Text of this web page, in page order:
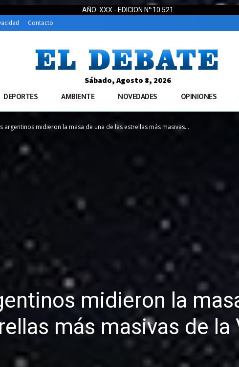
AÑO: XXX - EDICION N°:10.521
Contacto
Sábado, Agosto 8, 2026
DEPORTES AMBIENTE NOVEDADES OPINIONES
argentinos midieron la masa de una de las estrellas más masivas...
midieron la
más masivas de la